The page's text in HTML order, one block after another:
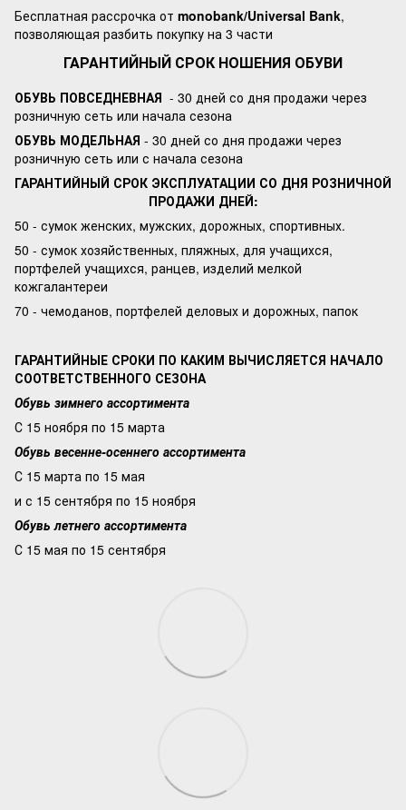
Бесплатная рассрочка от monobank/Universal Bank,
позволяющая разбить покупку на 3 части
ГАРАНТИЙНЫЙ СРОК НОШЕНИЯ ОБУВИ
ОБУВЬ ПОВСЕДНЕВНАЯ - 30 дней со дня продажи через
розничную сеть или начала сезона
ОБУВЬ МОДЕЛЬНАЯ - 30 дней со дня продажи через
розничную сеть или с начала сезона
ГАРАНТИЙНЫЙ СРОК ЭКСПЛУАТАЦИИ СО ДНЯ РОЗНИЧНОЙ
ПРОДАЖИ ДНЕЙ:
50 - сумок женских, мужских, дорожных, спортивных.
50 - сумок хозяйственных, пляжных, для учащихся,
портфелей учащихся, ранцев, изделий мелкой
кожгалантереи
70 - чемоданов, портфелей деловых и дорожных, папок
ГАРАНТИЙНЫЕ СРОКИ ПО КАКИМ ВЫЧИСЛЯЕТСЯ НАЧАЛО
СООТВЕТСТВЕННОГО СЕЗОНА
Обувь зимнего ассортимента
С 15 ноября по 15 марта
Обувь весенне-осеннего ассортимента
С 15 марта по 15 мая
и с 15 сентября по 15 ноября
Обувь летнего ассортимента
С 15 мая по 15 сентября